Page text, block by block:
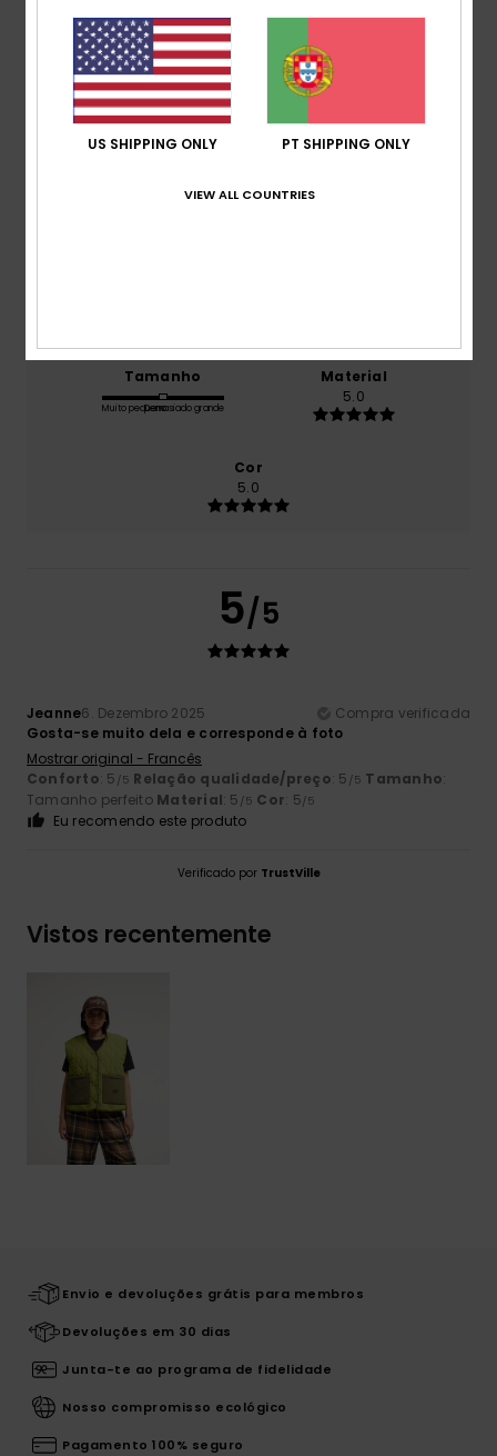
/5
baseado em1 avaliações verificadas
Dezembro 2025
100% dos nossos clientes recomendam este
produto
Conforto
Tamanho
Muito pequenoDemasiado grande
Material
5.0
Cor
5.0
5/5
Jeanne6. Dezembro 2025
Compra verificada
Gosta-se muito dela e corresponde à foto
Mostrar original - Francês
Conforto: 5 /5 Relação qualidade/preço: 5 /5 Tamanho:
Tamanho perfeito Material: 5 /5 Cor: 5/5
Eu recomendo este produto
Verificado por TrustVille
Vistos recentemente
Envio e devoluções grátis para membros
Devoluções em 30 dias
Junta-te ao programa de fidelidade
Nosso compromisso ecológico
Pagamento 100% seguro
US SHIPPING ONLY PT SHIPPING ONLY
VIEW ALL COUNTRIES